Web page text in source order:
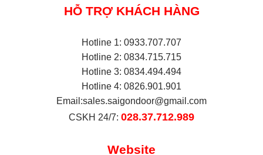
HỖ TRỢ KHÁCH HÀNG
Hotline 1: 0933.707.707
Hotline 2: 0834.715.715
Hotline 3: 0834.494.494
Hotline 4: 0826.901.901
Email:sales.saigondoor@gmail.com
CSKH 24/7: 028.37.712.989
Website